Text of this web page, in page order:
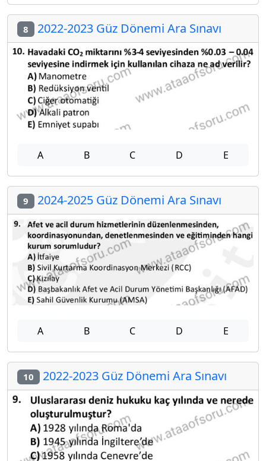
8 2022-2023 Güz Dönemi Ara Sınavı
A B C D E
9 2024-2025 Güz Dönemi Ara Sınavı
A B C D E
10 2022-2023 Güz Dönemi Ara Sınavı